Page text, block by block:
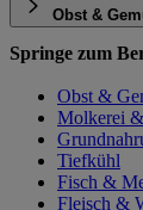
Obst &
Springe zum
Obst &
Molkerei
Tiefkühl
Fisch &
Fleisch &